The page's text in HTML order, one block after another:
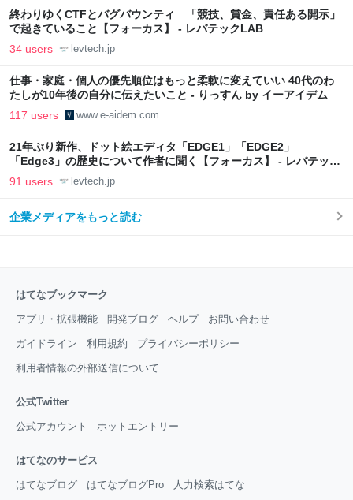
終わりゆくCTFとバグバウンティ 「競技、賞金、責任ある開示」
で起きていること【フォーカス】 - レバテックLAB
34 users levtech.jp
仕事・家庭・個人の優先順位はもっと柔軟に変えていい 40代のわ
たしが10年後の自分に伝えたいこと - りっすん by イーアイデム
117 users www.e-aidem.com
21年ぶり新作、ドット絵エディタ「EDGE1」「EDGE2」
「Edge3」の歴史について作者に聞く【フォーカス】 - レバテック
LAB
91 users levtech.jp
企業メディアをもっと読む
はてなブックマーク
アプリ・拡張機能 開発ブログ ヘルプ お問い合わせ
ガイドライン 利用規約 プライバシーポリシー
利用者情報の外部送信について
公式Twitter
公式アカウント ホットエントリー
はてなのサービス
はてなブログ はてなブログPro 人力検索はてな